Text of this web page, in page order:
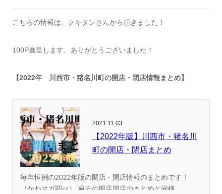
こちらの情報は、クキタンさんから頂きました！
100P進呈します、ありがとうございました！
【2022年 川西市・猪名川町の開店・閉店情報まとめ】
2021.11.03
【2022年版】川西市・猪名川
町の開店・閉店まとめ
毎年恒例の2022年版の開店・閉店情報のまとめです！
（かわマガ調べ） 過去の開店閉店のまとめと同様...